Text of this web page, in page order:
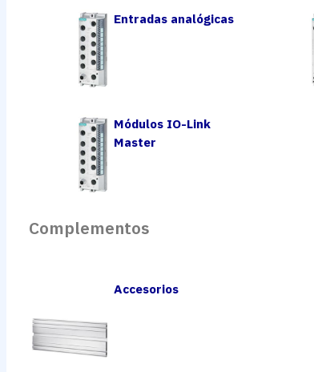
Entradas analógicas
Módulos IO-Link
Master
Complementos
Accesorios